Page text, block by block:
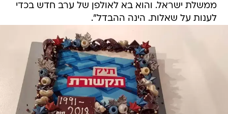
ממשלת ישראל. והוא בא לאולפן של ערב חדש בכדי
לענות על שאלות. הינה ההבדל".